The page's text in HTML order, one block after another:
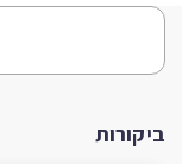
ביקורות